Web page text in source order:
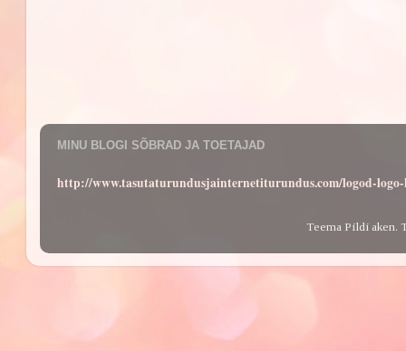
MINU BLOGI SÕBRAD JA TOETAJAD
http://www.tasutaturundusjainternetiturundus.com/logod-
Teema Pildi aken.